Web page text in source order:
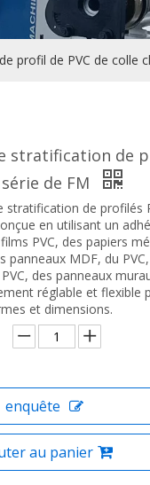
profil de PVC de colle
stratification de
de FM
stratification de profilés
en utilisant un
PVC, des papiers
panneaux MDF, du
des panneaux
réglable et flexible
et dimensions.
enquête
au panier